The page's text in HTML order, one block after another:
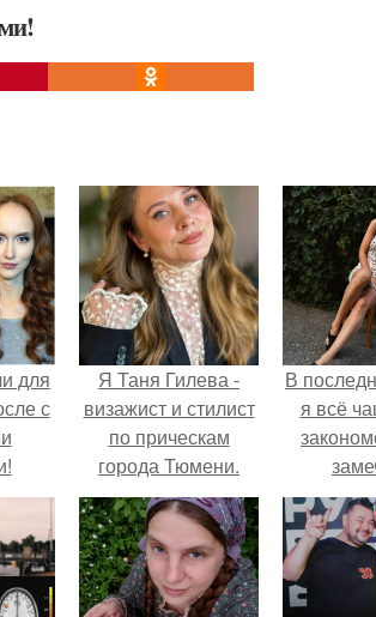
для
с
Я Таня Гилева -
визажист и стилист
по прическам
города Тюмени.
В
я всё